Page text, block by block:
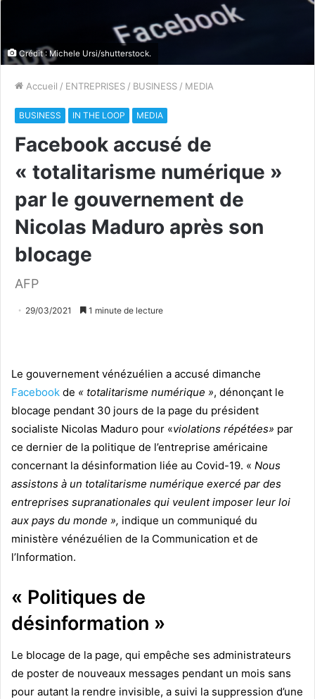
Crédit : Michele Ursi/shutterstock.
Accueil / ENTREPRISES / BUSINESS / MEDIA
BUSINESS IN THE LOOP MEDIA
Facebook accusé de
« totalitarisme numérique »
par le gouvernement de
Nicolas Maduro après son
blocage
AFP
29/03/2021 1 minute de lecture
Le gouvernement vénézuélien a accusé dimanche
Facebook de « totalitarisme numérique », dénonçant le
blocage pendant 30 jours de la page du président
socialiste Nicolas Maduro pour «violations répétées» par
ce dernier de la politique de l’entreprise américaine
concernant la désinformation liée au Covid-19. « Nous
assistons à un totalitarisme numérique exercé par des
entreprises supranationales qui veulent imposer leur loi
aux pays du monde », indique un communiqué du
ministère vénézuélien de la Communication et de
l’Information.
« Politiques de
désinformation »
Le blocage de la page, qui empêche ses administrateurs
de poster de nouveaux messages pendant un mois sans
pour autant la rendre invisible, a suivi la suppression d’une